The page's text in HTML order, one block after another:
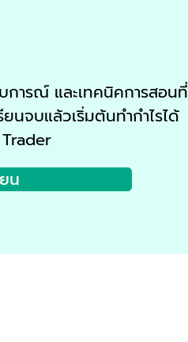
ารณ์ และเทคนิคการสอนที่
นจบแล้วเริ่มต้นทำกำไรได้
น